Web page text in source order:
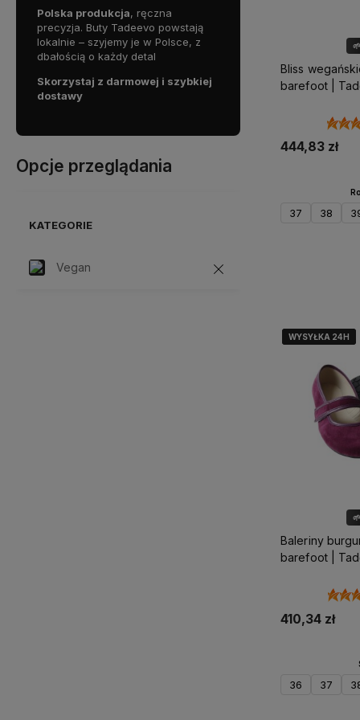
Polska produkcja, ręczna
precyzja. Buty Tadeevo powstają
lokalnie – szyjemy je w Polsce, z
dbałością o każdy detal
Skorzystaj z darmowej i szybkiej
dostawy
Opcje przeglądania
KATEGORIE
Vegan
Bliss
barefoot |
444,83 zł
37 38
WYSYŁKA 24H
WYSYŁKA 24H
WYSYŁKA 24H
WYSYŁKA 24H
Baleriny
barefoot |
410,34 zł
36 37